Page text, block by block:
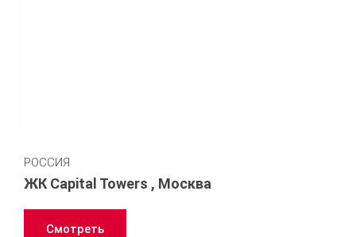
РОССИЯ
ЖК Capital Towers , Москва
Смотреть